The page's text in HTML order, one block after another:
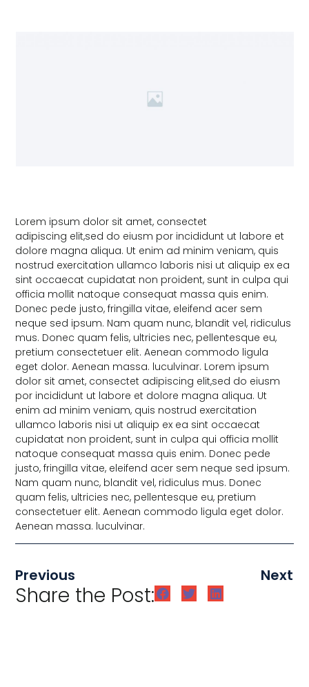
Lorem ipsum dolor sit amet, consectet
adipiscing elit,sed do eiusm por incididunt ut labore et
dolore magna aliqua. Ut enim ad minim veniam, quis
nostrud exercitation ullamco laboris nisi ut aliquip ex ea
sint occaecat cupidatat non proident, sunt in culpa qui
officia mollit natoque consequat massa quis enim.
Donec pede justo, fringilla vitae, eleifend acer sem
neque sed ipsum. Nam quam nunc, blandit vel, ridiculus
mus. Donec quam felis, ultricies nec, pellentesque eu,
pretium consectetuer elit. Aenean commodo ligula
eget dolor. Aenean massa. luculvinar. Lorem ipsum
dolor sit amet, consectet adipiscing elit,sed do eiusm
por incididunt ut labore et dolore magna aliqua. Ut
enim ad minim veniam, quis nostrud exercitation
ullamco laboris nisi ut aliquip ex ea sint occaecat
cupidatat non proident, sunt in culpa qui officia mollit
natoque consequat massa quis enim. Donec pede
justo, fringilla vitae, eleifend acer sem neque sed ipsum.
Nam quam nunc, blandit vel, ridiculus mus. Donec
quam felis, ultricies nec, pellentesque eu, pretium
consectetuer elit. Aenean commodo ligula eget dolor.
Aenean massa. luculvinar.
Previous Next
Share the Post: